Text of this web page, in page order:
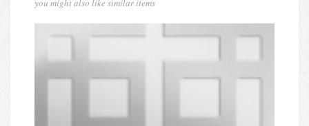
you might also like similar items